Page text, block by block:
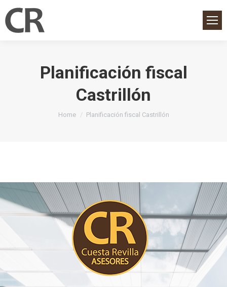
Planificación fiscal
Castrillón
You are here:
Home Planificación fiscal Castrillón